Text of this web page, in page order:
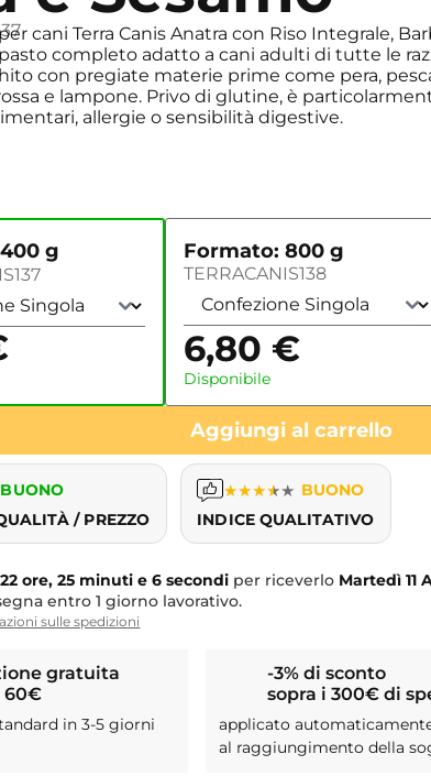
cani Terra Canis Anatra con Riso Integrale,
completo adatto a cani adulti di tutte le
con pregiate materie prime come pera,
e lampone. Privo di glutine, è
allergie o sensibilità digestive.
g Formato: 800 g
TERRACANIS138
6,80 €
Disponibile
Aggiungi al carrello
BUONO
/ PREZZO
★★★★★ BUONO
INDICE QUALITATIVO
22 ore, 25 minuti e 5 secondiper riceverlo Martedì 11
entro 1 giorno lavorativo.
sulle spedizioni
gratuita
60€
in 3-5 giorni
-3% di sconto
sopra i 300€ di
applicato
al raggiungimento della